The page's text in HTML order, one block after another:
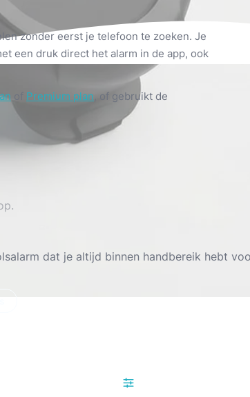
zonder eerst je telefoon te zoeken. Je
een druk direct het alarm in de app, ook
of Premium plan, of gebruikt de
dat je altijd binnen handbereik hebt